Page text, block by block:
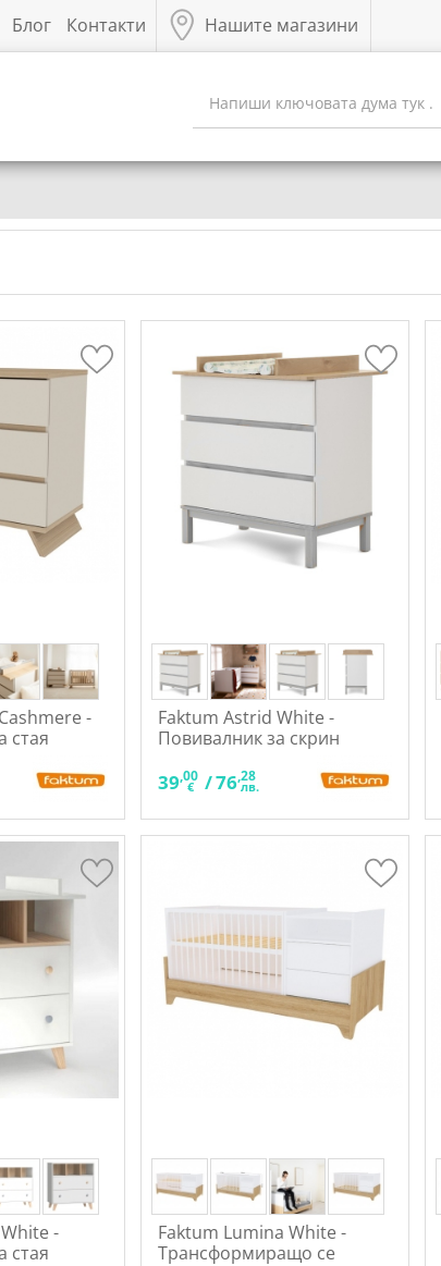
Блог Контакти Нашите магазини
-
стая
Faktum Astrid White -
Повивалник за скрин
39,00
€ /76,28
лв.
-
стая
Faktum Lumina White -
Трансформиращо се